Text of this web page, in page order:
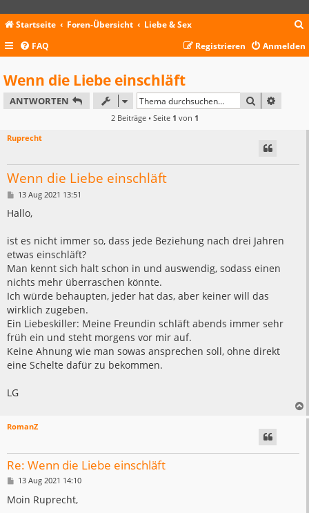
Startseite Foren-Übersicht Liebe & Sex
c
FAQ Anmelden
Registrieren
Wenn die Liebe einschläft
ANTWORTEN SUCHE
2 Beiträge • Seite 1 von 1
Ruprecht
Wenn die Liebe einschläft
B
i
a
g
13 Aug 2021 13:51
Hallo,
ist es nicht immer so, dass jede Beziehung nach drei Jahren
etwas einschläft?
Man kennt sich halt schon in und auswendig, sodass einen
nichts mehr überraschen könnte.
Ich würde behaupten, jeder hat das, aber keiner will das
wirklich zugeben.
Ein Liebeskiller: Meine Freundin schläft abends immer sehr
früh ein und steht morgens vor mir auf.
Keine Ahnung wie man sowas ansprechen soll, ohne direkt
eine Schelte dafür zu bekommen.
LG
RomanZ
Re: Wenn die Liebe einschläft
B
i
t
13 Aug 2021 14:10
Moin Ruprecht,